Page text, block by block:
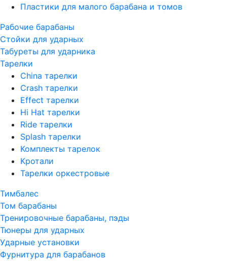
Пластики для малого барабана и томов
Рабочие барабаны
Стойки для ударных
Табуреты для ударника
Тарелки
China тарелки
Crash тарелки
Effect тарелки
Hi Hat тарелки
Ride тарелки
Splash тарелки
Комплекты тарелок
Кротали
Тарелки оркестровые
Тимбалес
Том барабаны
Тренировочные барабаны, пэды
Тюнеры для ударных
Ударные установки
Фурнитура для барабанов